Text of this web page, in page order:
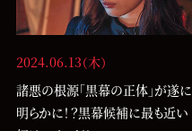
2024.06.13（木）
諸悪の根源「黒幕の正体」が遂に
明らかに！？黒幕候補に最も近い